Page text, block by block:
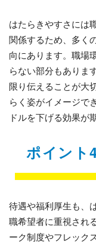
はたらきやすさには
関係するため、多く
向にあります。職場
らない部分もありま
限り伝えることが大
らく姿がイメージで
ドルを下げる効果が
ポイント
待遇や福利厚生も、
職希望者に重視され
ーク制度やフレック